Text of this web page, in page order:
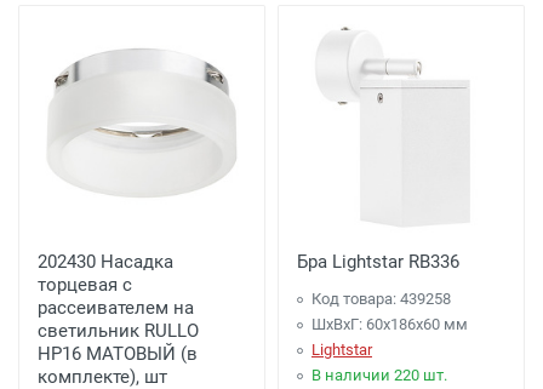
202430 Насадка
торцевая с
рассеивателем на
светильник RULLO
HP16 МАТОВЫЙ (в
комплекте), шт
Бра Lightstar RB336
Код товара: 439258
ШхВхГ: 60x186x60 мм
Lightstar
В наличии 220 шт.